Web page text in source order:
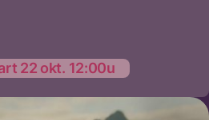
22 okt. 12:00u